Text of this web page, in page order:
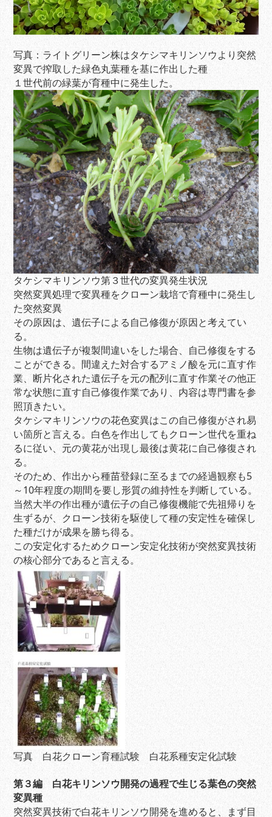
写真：ライトグリーン株はタケシマキリンソウより突然
変異で搾取した緑色丸葉種を基に作出した種
１世代前の緑葉が育種中に発生した。
タケシマキリンソウ第３世代の変異発生状況
突然変異処理で変異種をクローン栽培で育種中に発生し
た突然変異
その原因は、遺伝子による自己修復が原因と考えてい
る。
生物は遺伝子が複製間違いをした場合、自己修復をする
ことができる。間違えた対合するアミノ酸を元に直す作
業、断片化された遺伝子を元の配列に直す作業その他正
常な状態に直す自己修復作業であり、内容は専門書を参
照頂きたい。
タケシマキリンソウの花色変異はこの自己修復がされ易
い箇所と言える。白色を作出してもクローン世代を重ね
るに従い、元の黄花が出現し最後は黄花に自己修復され
る。
そのため、作出から種苗登録に至るまでの経過観察も5
～10年程度の期間を要し形質の維持性を判断している。
当然大半の作出種が遺伝子の自己修復機能で先祖帰りを
生ずるが、クローン技術を駆使して種の安定性を確保し
た種だけが成果を勝ち得る。
この安定化するためクローン安定化技術が突然変異技術
の核心部分であると言える。
写真 白花クローン育種試験 白花系種安定化試験
第３編 白花キリンソウ開発の過程で生じる葉色の突然
変異種
突然変異技術で白花キリンソウ開発を進めると、まず目